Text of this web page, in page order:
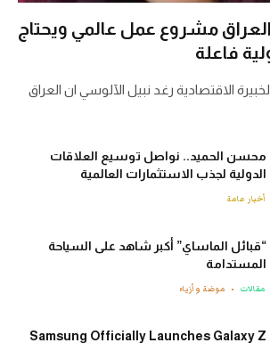
مشروع عمل عالمي ويحتاج
فاعلة
الاقتصادية رغد نبيل الآلوسي ان العراق
محسن الحميد.. نواصل توسيع العلاقات
الدولية لجذب الاستثمارات العالمية
أخبار عامة
“قبائل الماساي” أكبر شاهد على السياحة
المستدامة
مقالات موضة وأزياء
Samsung Officially Launches Galaxy Z